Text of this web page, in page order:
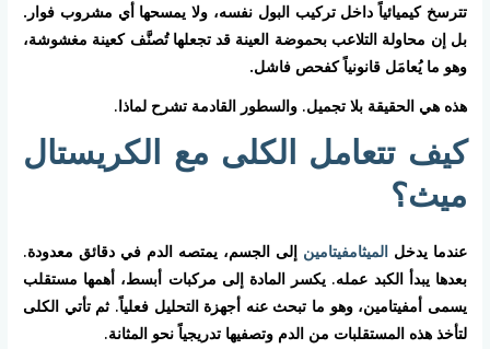
تترسخ كيميائياً داخل تركيب البول نفسه، ولا يمسحها أي مشروب فوار.
بل إن محاولة التلاعب بحموضة العينة قد تجعلها تُصنَّف كعينة مغشوشة،
وهو ما يُعامَل قانونياً كفحص فاشل.
هذه هي الحقيقة بلا تجميل. والسطور القادمة تشرح لماذا.
كيف تتعامل الكلى مع الكريستال
ميث؟
عندما يدخلالميثامفيتامين إلى الجسم، يمتصه الدم في دقائق معدودة.
بعدها يبدأ الكبد عمله. يكسر المادة إلى مركبات أبسط، أهمها مستقلب
يسمى أمفيتامين، وهو ما تبحث عنه أجهزة التحليل فعلياً. ثم تأتي الكلى
لتأخذ هذه المستقلبات من الدم وتصفيها تدريجياً نحو المثانة.